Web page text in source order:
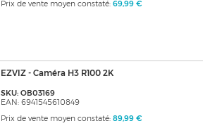
Prix de vente moyen constaté: 69,99 €
EZVIZ - Caméra H3 R100 2K
SKU: OB03169
EAN: 6941545610849
Prix de vente moyen constaté: 89,99 €